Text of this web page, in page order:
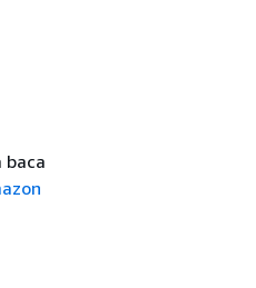
baca